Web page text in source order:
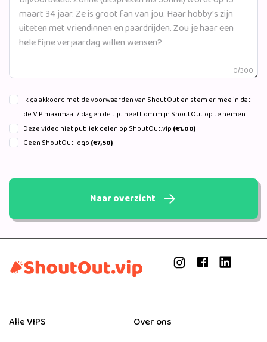
0/300
Ik ga akkoord met devoorwaardenvan ShoutOut en stem er mee in dat
de VIP maximaal 7 dagen de tijd heeft om mijn ShoutOut op te nemen.
Deze video niet publiek delen op ShoutOut.vip (€1,00)
Geen ShoutOut logo (€7,50)
Naar overzicht
Alle VIPS
Over ons